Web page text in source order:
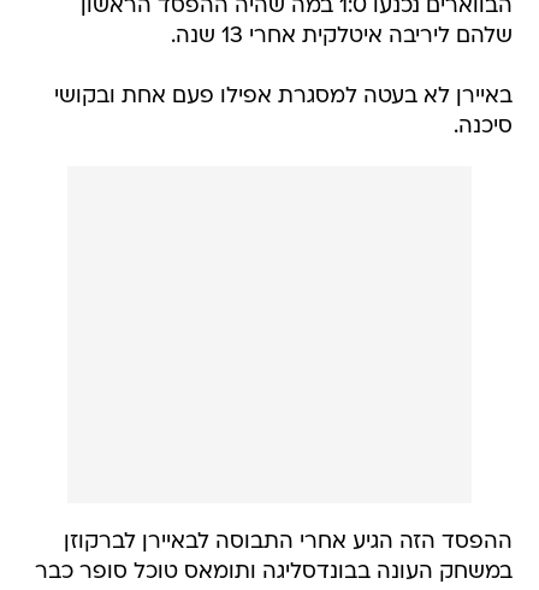
הבווארים נכנעו 1:0 במה שהיה ההפסד הראשון
שלהם ליריבה איטלקית אחרי 13 שנה.
באיירן לא בעטה למסגרת אפילו פעם אחת ובקושי
סיכנה.
ההפסד הזה הגיע אחרי התבוסה לבאיירן לברקוזן
במשחק העונה בבונדסליגה ותומאס טוכל סופר כבר